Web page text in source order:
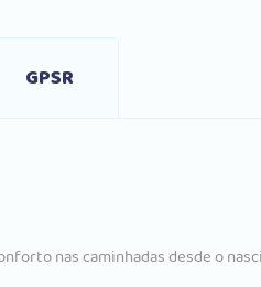
GPSR
nas caminhadas desde o